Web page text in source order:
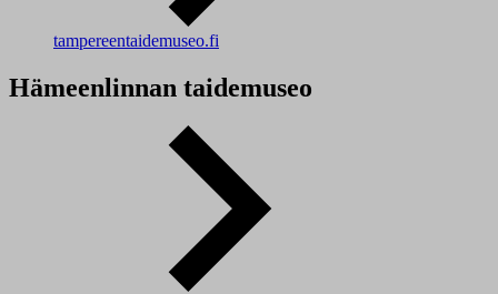
tampereentaidemuseo.fi
Hämeenlinnan taidemuseo